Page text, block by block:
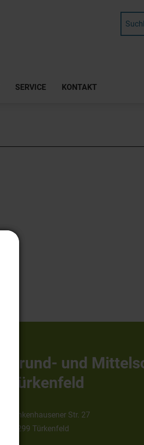
SERVICE KONTAKT
Grund- und
Türkenfeld
Zankenhausener Str. 27
82299 Türkenfeld